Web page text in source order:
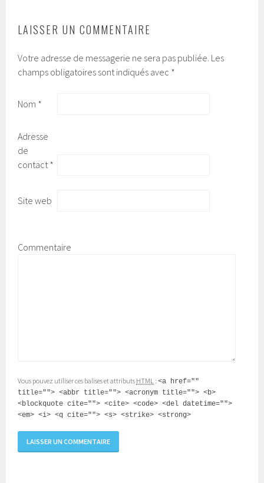
LAISSER UN COMMENTAIRE
Votre adresse de messagerie ne sera pas publiée. Les
champs obligatoires sont indiqués avec *
Nom *
Adresse
de
contact *
Site web
Commentaire
Vous pouvez utiliser ces balises et attributs HTML :<a href=""
title=""> <abbr title=""> <acronym title=""> <b>
<blockquote cite=""> <cite> <code> <del datetime="">
<em> <i> <q cite=""> <s> <strike> <strong>